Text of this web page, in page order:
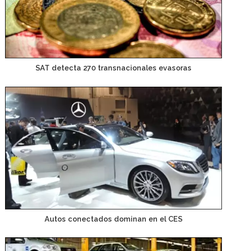
SAT detecta 270 transnacionales evasoras
Autos conectados dominan en el CES